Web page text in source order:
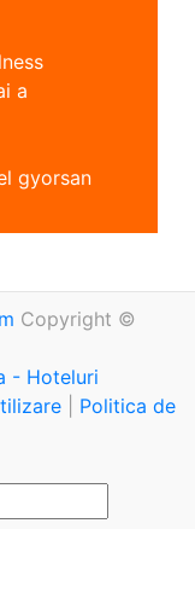
a
gyorsan
Copyright ©
- Hoteluri
Politica de